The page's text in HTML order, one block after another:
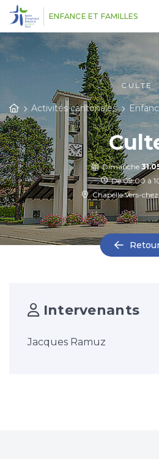
ENFANCE ET FAMILLES
CULTE
Activités cantonales
Dimanche
De 09:00 à
Chapelle Vers-
Intervenants
Jacques Ramuz
Panneau de gestion des cookies